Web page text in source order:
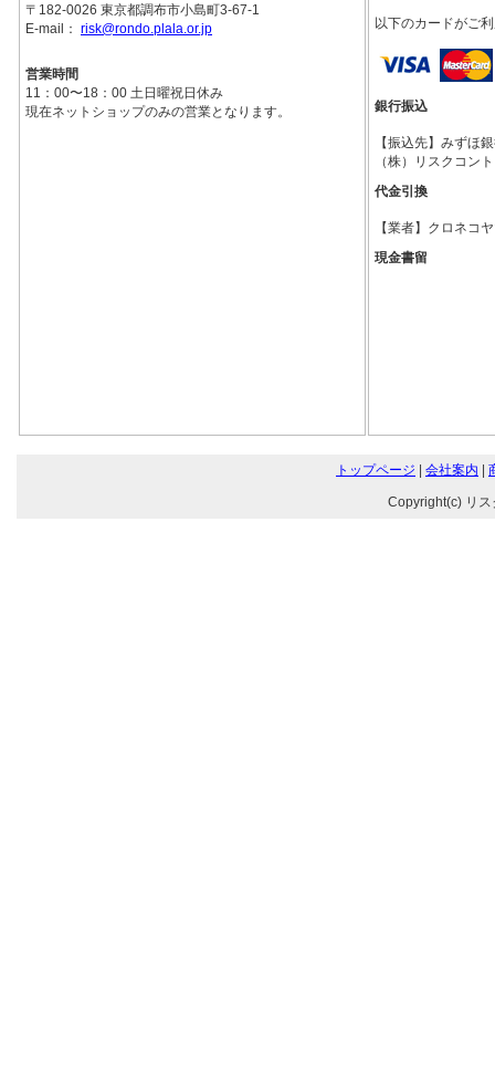
〒182-0026 東京都調布市小島町3-67-1
E-mail： risk@rondo.plala.or.jp
営業時間
11：00〜18：00 土日曜祝日休み
現在ネットショップのみの営業となります。
以下のカードがご
銀行振込
【振込先】みずほ
（株）リスクコン
代金引換
【業者】クロネコ
現金書留
トップページ | 会社案内 |
Copyright(c) リ